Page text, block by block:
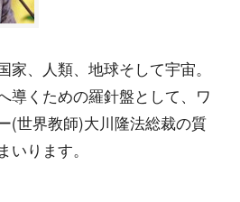
家、人類、地球そして宇宙。
導くための羅針盤として、ワ
(世界教師)大川隆法総裁の質
いります。